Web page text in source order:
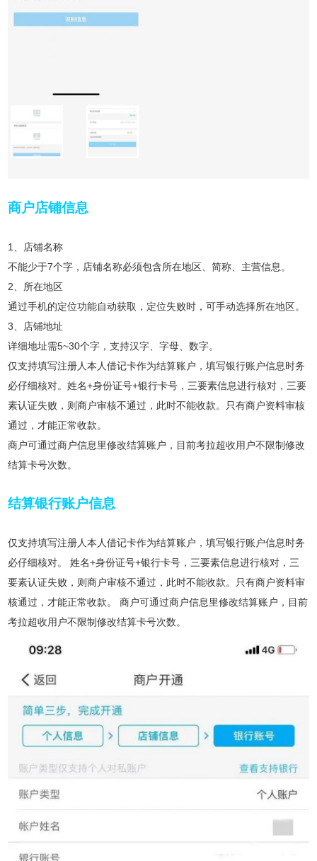
商户店铺信息
1、店铺名称
不能少于7个字，店铺名称必须包含所在地区、简称、主营信息。
2、所在地区
通过手机的定位功能自动获取，定位失败时，可手动选择所在地区。
3、店铺地址
详细地址需5~30个字，支持汉字、字母、数字。
仅支持填写注册人本人借记卡作为结算账户，填写银行账户信息时务
必仔细核对。姓名+身份证号+银行卡号，三要素信息进行核对，三要
素认证失败，则商户审核不通过，此时不能收款。只有商户资料审核
通过，才能正常收款。
商户可通过商户信息里修改结算账户，目前考拉超收用户不限制修改
结算卡号次数。
结算银行账户信息
仅支持填写注册人本人借记卡作为结算账户，填写银行账户信息时务
必仔细核对。 姓名+身份证号+银行卡号，三要素信息进行核对，三
要素认证失败，则商户审核不通过，此时不能收款。只有商户资料审
核通过，才能正常收款。 商户可通过商户信息里修改结算账户，目前
考拉超收用户不限制修改结算卡号次数。